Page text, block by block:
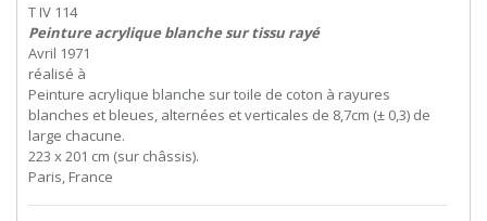
T IV 114
Peinture acrylique blanche sur tissu rayé
Avril 1971
réalisé à
Peinture acrylique blanche sur toile de coton à rayures
blanches et bleues, alternées et verticales de 8,7cm (± 0,3) de
large chacune.
223 x 201 cm (sur châssis).
Paris, France